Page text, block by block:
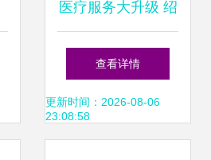
医疗服务大升级 绍
兴市人民医院肝胆
胰外科出新招
查看详情
更新时间：2026-08-06
23:08:58